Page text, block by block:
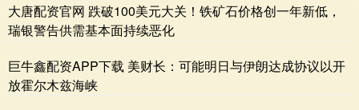
大唐配资官网 跌破100美元大关！铁矿石价格创一年新低，
瑞银警告供需基本面持续恶化
巨牛鑫配资APP下载 美财长：可能明日与伊朗达成协议以开
放霍尔木兹海峡